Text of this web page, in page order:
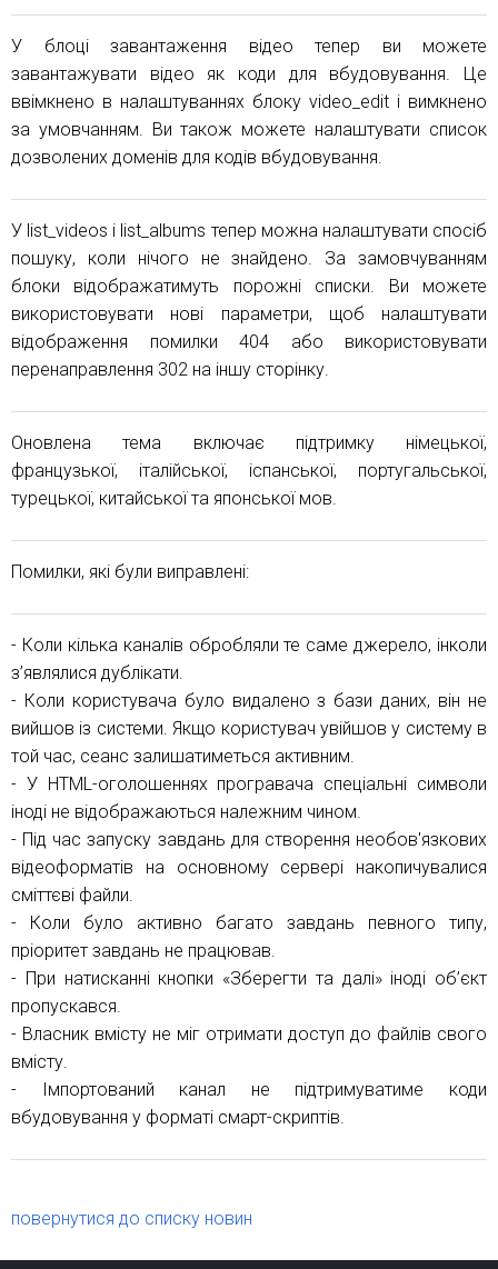
У блоці завантаження відео тепер ви можете
завантажувати відео як коди для вбудовування. Це
ввімкнено в налаштуваннях блоку video_edit і вимкнено
за умовчанням. Ви також можете налаштувати список
дозволених доменів для кодів вбудовування.
У list_videos і list_albums тепер можна налаштувати спосіб
пошуку, коли нічого не знайдено. За замовчуванням
блоки відображатимуть порожні списки. Ви можете
використовувати нові параметри, щоб налаштувати
відображення помилки 404 або використовувати
перенаправлення 302 на іншу сторінку.
Оновлена ​​тема включає підтримку німецької,
французької, італійської, іспанської, португальської,
турецької, китайської та японської мов.
Помилки, які були виправлені:
- Коли кілька каналів обробляли те саме джерело, інколи
з’являлися дублікати.
- Коли користувача було видалено з бази даних, він не
вийшов із системи. Якщо користувач увійшов у систему в
той час, сеанс залишатиметься активним.
- У HTML-оголошеннях програвача спеціальні символи
іноді не відображаються належним чином.
- Під час запуску завдань для створення необов'язкових
відеоформатів на основному сервері накопичувалися
сміттєві файли.
- Коли було активно багато завдань певного типу,
пріоритет завдань не працював.
- При натисканні кнопки «Зберегти та далі» іноді об’єкт
пропускався.
- Власник вмісту не міг отримати доступ до файлів свого
вмісту.
- Імпортований канал не підтримуватиме коди
вбудовування у форматі смарт-скриптів.
повернутися до списку новин